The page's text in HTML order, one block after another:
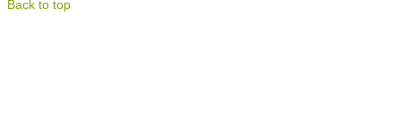
Back to top